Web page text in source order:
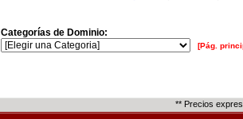
Categorías de Dominio:
[Pág.
** Precios